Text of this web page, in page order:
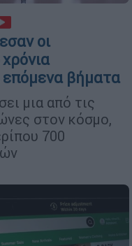
οι
βήματα
μια από τις
στον κόσμο,
700